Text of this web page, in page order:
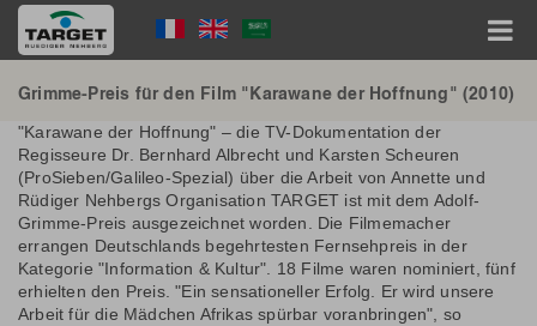
Direkt
zum
Inhalt
Language
Menu
Hauptnavigation
Grimme-Preis für den Film "Karawane der Hoffnung" (2010)
"Karawane der Hoffnung" – die TV-Dokumentation der
Regisseure Dr. Bernhard Albrecht und Karsten Scheuren
(ProSieben/Galileo-Spezial) über die Arbeit von Annette und
Rüdiger Nehbergs Organisation TARGET ist mit dem Adolf-
Grimme-Preis ausgezeichnet worden. Die Filmemacher
errangen Deutschlands begehrtesten Fernsehpreis in der
Kategorie "Information & Kultur". 18 Filme waren nominiert, fünf
erhielten den Preis. "Ein sensationeller Erfolg. Er wird unsere
Arbeit für die Mädchen Afrikas spürbar voranbringen", so